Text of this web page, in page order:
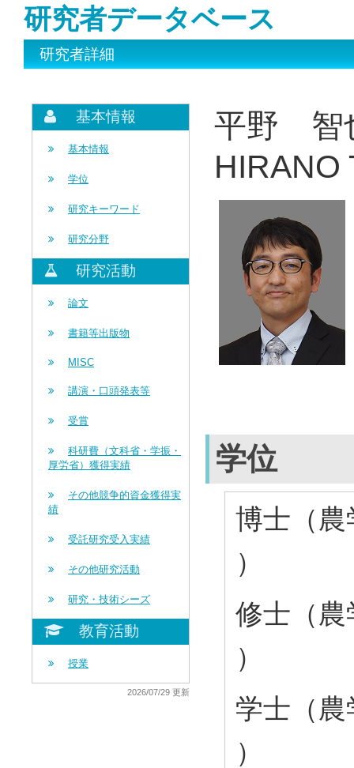
研究者データベース
研究者詳細
基本情報
基本情報
学位
研究キーワード
研究分野
研究活動
論文
書籍等出版物
MISC
講演・口頭発表等
受賞
科研費（文科省・学振・
厚労省）獲得実績
その他競争的資金獲得実
績
受託研究受入実績
その他研究活動
研究・技術シーズ
教育活動
授業
2026/07/29 更新
平野 智
HIRANO
学位
博士（
）
修士（
）
学士（
）